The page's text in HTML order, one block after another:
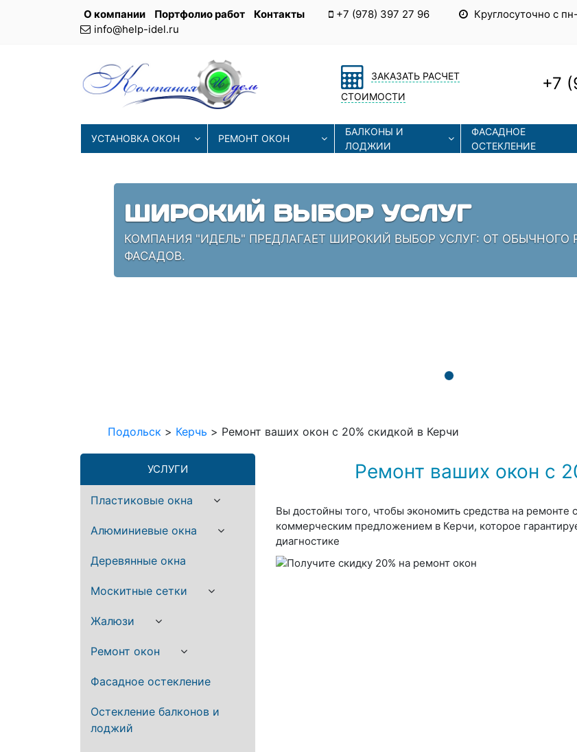
О компании Портфолио работ Контакты +7 (978) 397 27 96
Круглосуточно с
info@help-idel.ru
ЗАКАЗАТЬ РАСЧЕТ
СТОИМОСТИ
+7
УСТАНОВКА ОКОН РЕМОНТ ОКОН
БАЛКОНЫ И
ЛОДЖИИ
ФАСАДНОЕ
ОСТЕКЛЕНИЕ
СОВРЕМЕННЫЕ ТЕХНОЛОГИИ
НАШИ МАСТЕРА ИСПОЛЬЗУЮТ СОВРЕМЕННЫЕ ТЕХНОЛОГИИ МОНТАЖА И
ПРОВЕРЕННЫЕ СПЕЦИАЛИСТЫ, КОТОРЫЕ ЗНАЮТ СВОЁ ДЕЛО!
Подольск > Керчь > Ремонт ваших окон с 20% скидкой в Керчи
УСЛУГИ
Пластиковые окна
Алюминиевые окна
Деревянные окна
Москитные сетки
Жалюзи
Ремонт окон
Фасадное остекление
Остекление балконов и
лоджий
Ремонт ваших окон с
Вы достойны того, чтобы экономить средства на ремонте
коммерческим предложением в Керчи, которое
диагностике